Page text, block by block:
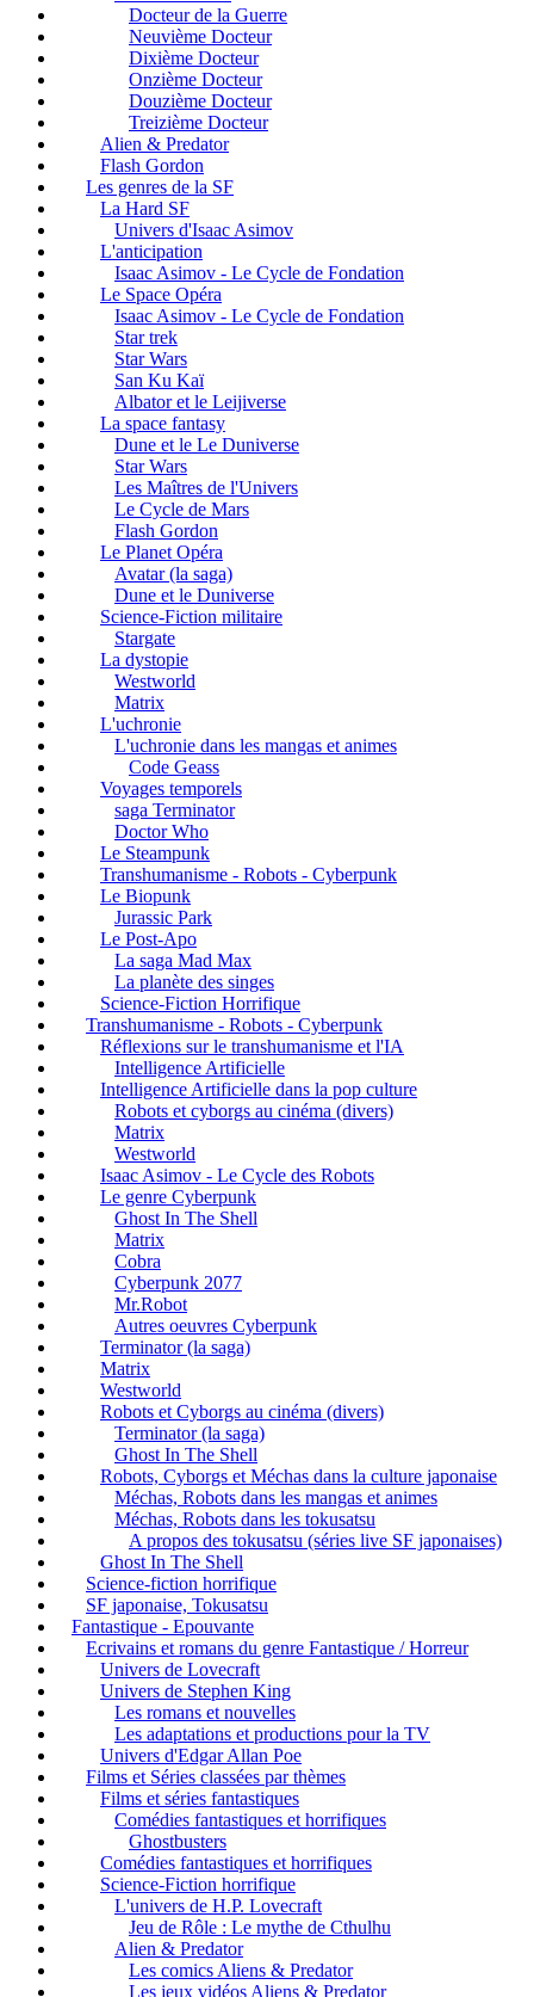
Docteur de la Guerre
Neuvième Docteur
Dixième Docteur
Onzième Docteur
Douzième Docteur
Treizième Docteur
Alien & Predator
Flash Gordon
Les genres de la SF
La Hard SF
Univers d'Isaac Asimov
L'anticipation
Isaac Asimov - Le Cycle de Fondation
Le Space Opéra
Isaac Asimov - Le Cycle de Fondation
Star trek
Star Wars
San Ku Kaï
Albator et le Leijiverse
La space fantasy
Dune et le Le Duniverse
Star Wars
Les Maîtres de l'Univers
Le Cycle de Mars
Flash Gordon
Le Planet Opéra
Avatar (la saga)
Dune et le Duniverse
Science-Fiction militaire
Stargate
La dystopie
Westworld
Matrix
L'uchronie
L'uchronie dans les mangas et animes
Code Geass
Voyages temporels
saga Terminator
Doctor Who
Le Steampunk
Transhumanisme - Robots - Cyberpunk
Le Biopunk
Jurassic Park
Le Post-Apo
La saga Mad Max
La planète des singes
Science-Fiction Horrifique
Transhumanisme - Robots - Cyberpunk
Réflexions sur le transhumanisme et l'IA
Intelligence Artificielle
Intelligence Artificielle dans la pop culture
Robots et cyborgs au cinéma (divers)
Matrix
Westworld
Isaac Asimov - Le Cycle des Robots
Le genre Cyberpunk
Ghost In The Shell
Matrix
Cobra
Cyberpunk 2077
Mr.Robot
Autres oeuvres Cyberpunk
Terminator (la saga)
Matrix
Westworld
Robots et Cyborgs au cinéma (divers)
Terminator (la saga)
Ghost In The Shell
Robots, Cyborgs et Méchas dans la culture japonaise
Méchas, Robots dans les mangas et animes
Méchas, Robots dans les tokusatsu
A propos des tokusatsu (séries live SF japonaises)
Ghost In The Shell
Science-fiction horrifique
SF japonaise, Tokusatsu
Fantastique - Epouvante
Ecrivains et romans du genre Fantastique / Horreur
Univers de Lovecraft
Univers de Stephen King
Les romans et nouvelles
Les adaptations et productions pour la TV
Univers d'Edgar Allan Poe
Films et Séries classées par thèmes
Films et séries fantastiques
Comédies fantastiques et horrifiques
Ghostbusters
Comédies fantastiques et horrifiques
Science-Fiction horrifique
L'univers de H.P. Lovecraft
Jeu de Rôle : Le mythe de Cthulhu
Alien & Predator
Les comics Aliens & Predator
Les jeux vidéos Aliens & Predator